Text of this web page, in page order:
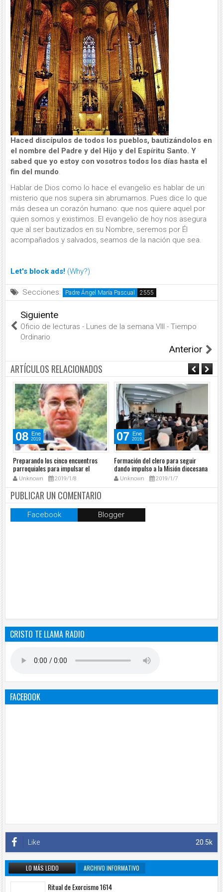
Haced discípulos de todos los pueblos, bautizándolos en
el nombre del Padre y del Hijo y del Espíritu Santo. Y
sabed que yo estoy con vosotros todos los días hasta el
fin del mundo.
Hablar de Dios como lo hace el evangelio es hablar de un
misterio que nos supera sin abrumarnos. Pues dice lo que
más desea un corazón humano: que nos quiere aquel por
quien somos y existimos. El evangelio de hoy nos asegura
que al ser bautizados en su Nombre, seremos por Él
acompañados y salvados, seamos de la nación que sea.
Let's block ads! (Why?)
Secciones: Padre Ángel María Pascual
Siguiente
Oficio de lecturas - Lunes de la semana VIII - Tiempo
Ordinario
Anterior
ARTÍCULOS RELACIONADOS
08 Ene
2019
Preparando los cinco encuentros
parroquiales para impulsar el
dinamismo misionero
Unknown 2019/1/8
07 Ene
2019
Formación del clero para seguir
dando impulso a la Misión diocesana
Unknown 2019/1/7
PUBLICAR UN COMENTARIO
Facebook Blogger
CRISTO TE LLAMA RADIO
FACEBOOK
20.5k
Like
LO MÁS LEIDO ARCHIVO INFORMATIVO
Ritual de Exorcismo 1614